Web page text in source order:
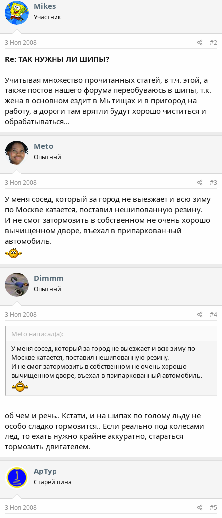
Mikes
Участник
3 Ноя 2008 #2
Re: ТАК НУЖНЫ ЛИ ШИПЫ?
Учитывая множество прочитанных статей, в т.ч. этой, а
также постов нашего форума переобуваюсь в шипы, т.к.
жена в основном ездит в Мытищах и в пригород на
работу, а дороги там врятли будут хорошо чиститься и
обрабатываться...
Meto
Опытный
3 Ноя 2008 #3
У меня сосед, который за город не выезжает и всю зиму
по Москве катается, поставил нешипованную резину.
И не смог затормозить в собственном не очень хорошо
вычищенном дворе, въехал в припаркованный
автомобиль.
Dimmm
Опытный
3 Ноя 2008 #4
Meto написал(а):
У меня сосед, который за город не выезжает и всю зиму по
Москве катается, поставил нешипованную резину.
И не смог затормозить в собственном не очень хорошо
вычищенном дворе, въехал в припаркованный автомобиль.
об чем и речь.. Кстати, и на шипах по голому льду не
особо сладко тормозится.. Если реально под колесами
лед, то ехать нужно крайне аккуратно, стараться
тормозить двигателем.
АрТур
Старейшина
3 Ноя 2008 #5